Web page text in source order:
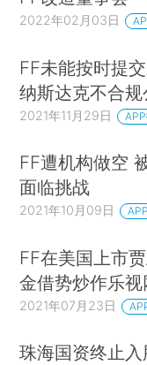
2022年02月03日
FF未能按时提
纳斯达克不合
2021年11月29日
FF遭机构做空
面临挑战
2021年10月09日
FF在美国上市
金借势炒作乐
2021年07月23日
珠海国资终止